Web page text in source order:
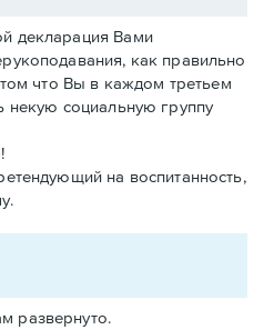
декларация Вами
как правильно
том что Вы в каждом третьем
некую социальную группу
на воспитанность,
развернуто.